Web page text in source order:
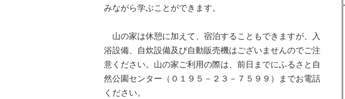
みながら学ぶことができます。
山の家は休憩に加えて、宿泊することもできますが、入
浴設備、自炊設備及び自動販売機はございませんのでご注
意ください。山の家ご利用の際は、前日までにふるさと自
然公園センター（０１９５－２３－７５９９）までお電話
ください。